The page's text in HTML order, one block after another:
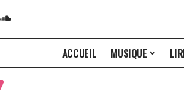
ACCUEIL MUSIQUE